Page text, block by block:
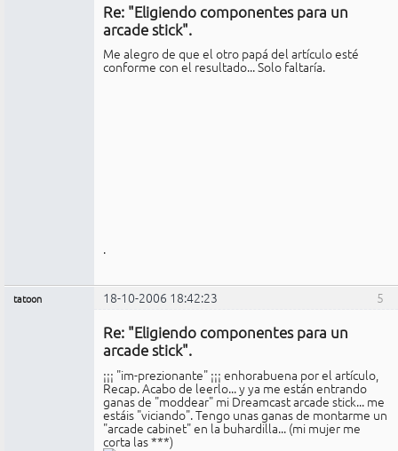
Re: "Eligiendo componentes para un
arcade stick".
Me alegro de que el otro papá del artículo esté
conforme con el resultado... Solo faltaría.
.
5
tatoon 18-10-2006 18:42:23
Re: "Eligiendo componentes para un
arcade stick".
¡¡¡ "im-prezionante" ¡¡¡ enhorabuena por el artículo,
Recap. Acabo de leerlo... y ya me están entrando
ganas de "moddear" mi Dreamcast arcade stick... me
estáis "viciando". Tengo unas ganas de montarme un
"arcade cabinet" en la buhardilla... (mi mujer me
corta las ***)